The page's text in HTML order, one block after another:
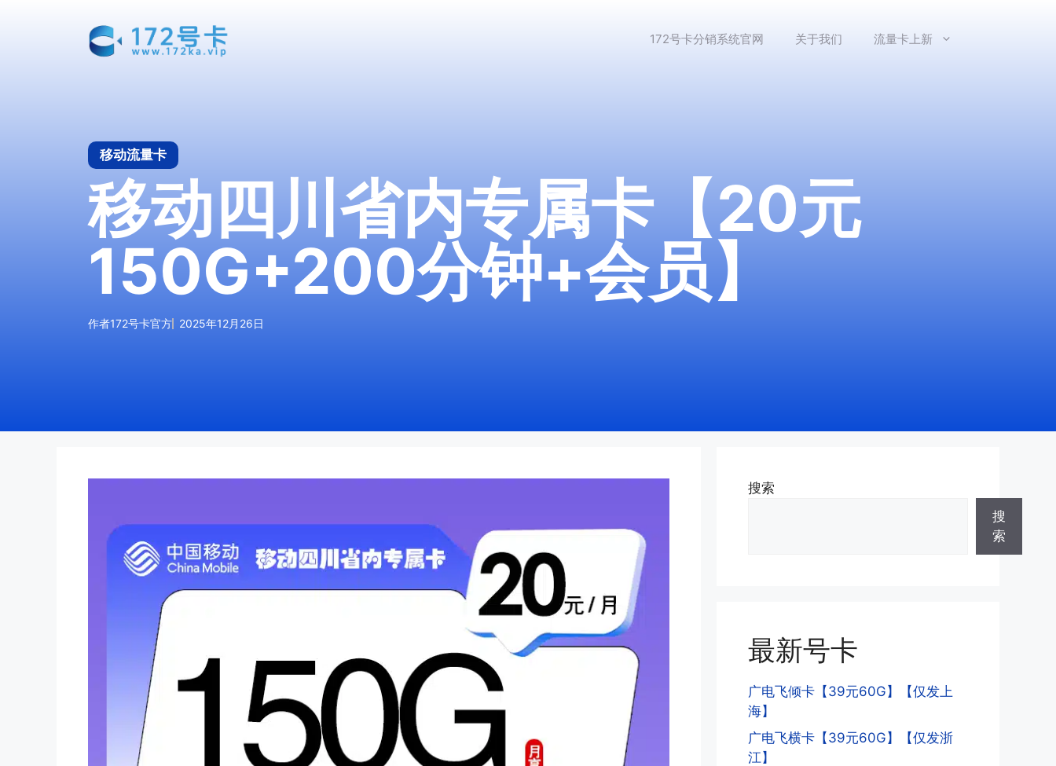
172号卡分销系统官网 关于我们 流量卡上新
移动流量卡
移动四川省内专属卡【20元
150G+200分钟+会员】
作者172号卡官方 2025年12月26日
搜索
搜
索
最新号卡
广电飞倾卡【39元60G】【仅发上
海】
广电飞横卡【39元60G】【仅发浙
江】